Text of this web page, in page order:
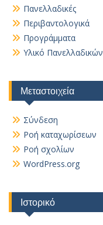
Πανελλαδικές
Περιβαντολογικά
Προγράμματα
Υλικό Πανελλαδικών
Μεταστοιχεία
Σύνδεση
Ροή καταχωρίσεων
Ροή σχολίων
WordPress.org
Ιστορικό